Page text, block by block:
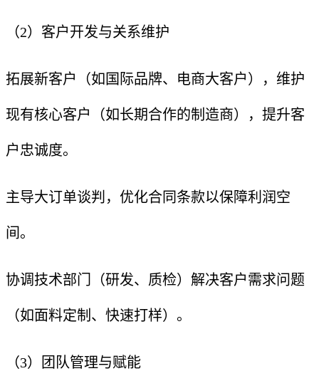
（2）客户开发与关系维护
拓展新客户（如国际品牌、电商大客户），维护
现有核心客户（如长期合作的制造商），提升客
户忠诚度。
主导大订单谈判，优化合同条款以保障利润空
间。
协调技术部门（研发、质检）解决客户需求问题
（如面料定制、快速打样）。
（3）团队管理与赋能